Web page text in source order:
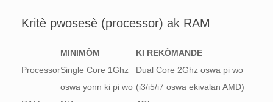
Kritè pwosesè (processor) ak RAM
MINIMÒM
KI REKÒMANDE
ProcessorSingle Core 1Ghz
oswa yonn ki pi wo
Dual Core 2Ghz oswa pi wo
(i3/i5/i7 oswa ekivalan AMD)